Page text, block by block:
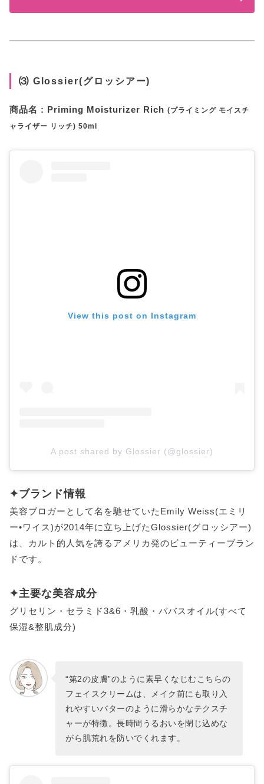
⑶ Glossier(グロッシアー)
商品名 : Priming Moisturizer Rich (プライミング モイスチ
ャライザー リッチ) 50ml
View this post on Instagram
A post shared by Glossier (@glossier)
✦ブランド情報
美容ブロガーとして名を馳せていたEmily Weiss(エミリ
ー•ワイス)が2014年に立ち上げたGlossier(グロッシアー)
は、カルト的人気を誇るアメリカ発のビューティーブラン
ドです。
✦主要な美容成分
グリセリン・セラミド3&6・乳酸・ババスオイル(すべて
保湿&整肌成分)
“第2の皮膚”のように素早くなじむこちらの
フェイスクリームは、メイク前にも取り入
れやすいバターのように滑らかなテクスチ
ャーが特徴。長時間うるおいを閉じ込めな
がら肌荒れを防いでくれます。